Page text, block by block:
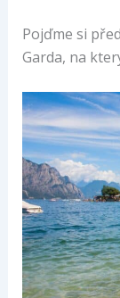
Pojďme si
Garda, na